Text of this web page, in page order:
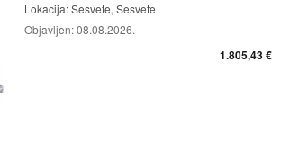
Lokacija:Sesvete, Sesvete
Objavljen:08.08.2026.
1.805,43 €